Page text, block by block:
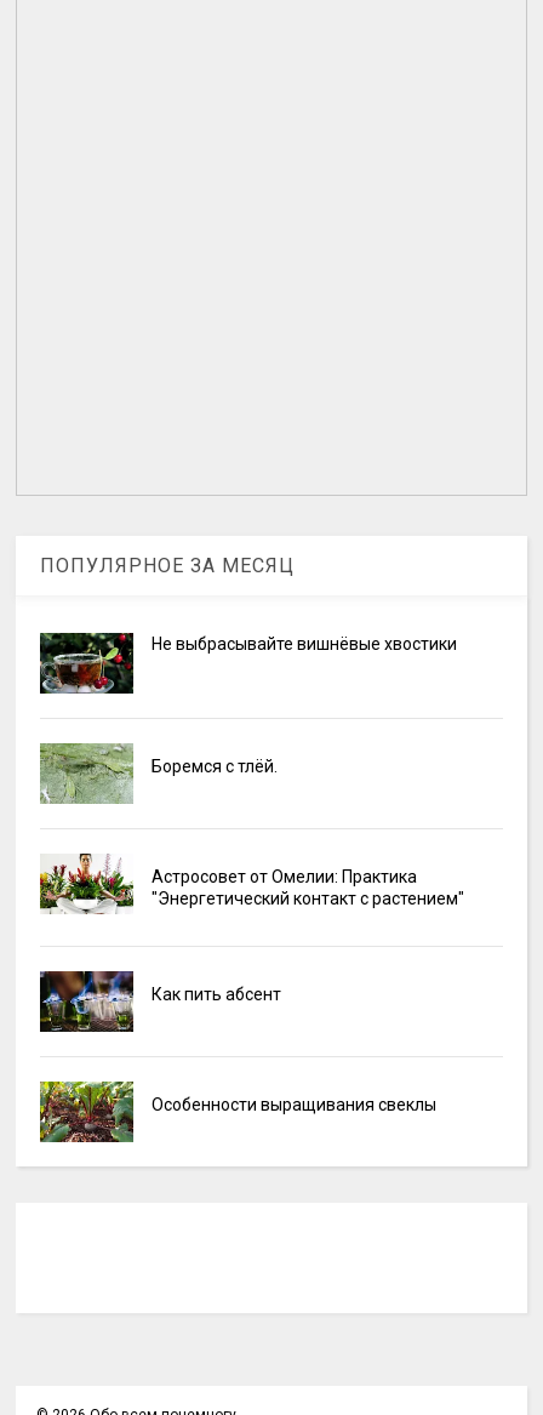
ПОПУЛЯРНОЕ ЗА МЕСЯЦ
Не выбрасывайте вишнёвые хвостики
Боремся с тлёй.
Астросовет от Омелии: Практика
"Энергетический контакт с растением"
Как пить абсент
Особенности выращивания свеклы